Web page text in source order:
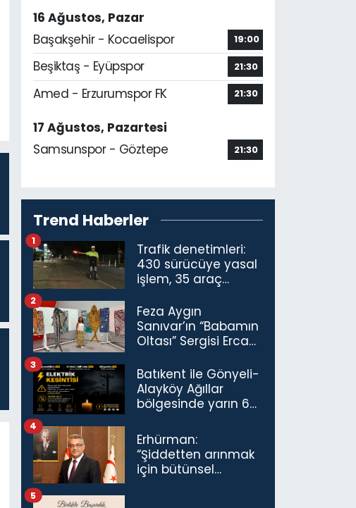
16 Ağustos, Pazar
Başakşehir - Kocaelispor
19:00
Beşiktaş - Eyüpspor 21:30
Amed - Erzurumspor FK 21:30
17 Ağustos, Pazartesi
Samsunspor - Göztepe
21:30
Trend Haberler
Trafik denetimleri:
430 sürücüye yasal
işlem, 35 araç
1
Feza Aygın
Sanıvar’ın “Babamın
Oltası” Sergisi Ercan
Açıldı
2
Batıkent ile Gönyeli-
Alayköy Ağıllar
bölgesinde yarın 6
kesintisi…
3
Erhürman:
“Şiddetten arınmak
için bütünsel
4
5